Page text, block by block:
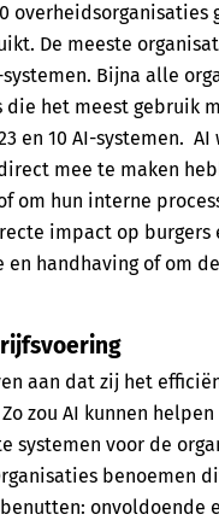
De meeste
Bijna alle
het meest gebruik
en 10 AI-systemen.
mee te maken
om hun interne
impact op
en handhaving of om
aan dat zij het
zou AI kunnen
systemen voor de
benoemen